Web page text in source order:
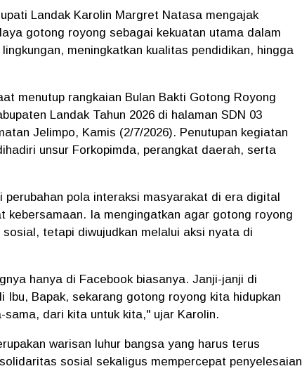
Landak Karolin Margret Natasa mengajak
gotong royong sebagai kekuatan utama dalam
meningkatkan kualitas pendidikan, hingga
menutup rangkaian Bulan Bakti Gotong Royong
Landak Tahun 2026 di halaman SDN 03
Jelimpo, Kamis (2/7/2026). Penutupan kegiatan
unsur Forkopimda, perangkat daerah, serta
perubahan pola interaksi masyarakat di era digital
kebersamaan. Ia mengingatkan agar gotong royong
tetapi diwujudkan melalui aksi nyata di
hanya di Facebook biasanya. Janji-janji di
Bapak, sekarang gotong royong kita hidupkan
dari kita untuk kita," ujar Karolin.
warisan luhur bangsa yang harus terus
sosial sekaligus mempercepat penyelesaian